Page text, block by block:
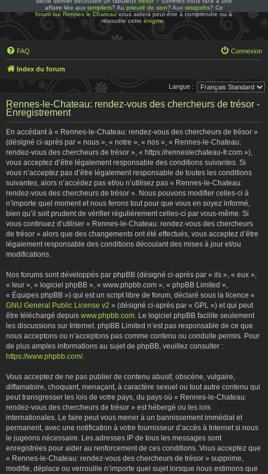
affaire liée aux templiers? Au prieuré de sion? Aux wisigoths? Ce
forum sur Rennes le Chateauvous aidera peut-être à comprendre ou à
résoudre cetteénigme
FAQ Connexion
Index du forum
Langue :
Rennes-le-Chateau: rendez-vous des chercheurs de trésor -
Enregistrement
En accédant à « Rennes-le-Chateau: rendez-vous des chercheurs de trésor »
(désigné ci-après par « nous », « notre », « nos », « Rennes-le-Chateau:
rendez-vous des chercheurs de trésor », « https://renneslechateau-fr.com »),
vous acceptez d’être légalement responsable des conditions suivantes. Si
vous n’acceptez pas d’être légalement responsable de toutes les conditions
suivantes, alors n’accédez pas et/ou n’utilisez pas « Rennes-le-Chateau:
rendez-vous des chercheurs de trésor ». Nous pouvons modifier celles-ci à
n’importe quel moment et nous ferons tout pour que vous en soyez informé,
bien qu’il soit prudent de vérifier régulièrement celles-ci par vous-même. Si
vous continuez d’utiliser « Rennes-le-Chateau: rendez-vous des chercheurs
de trésor » alors que des changements ont été effectués, vous acceptez d’être
légalement responsable des conditions découlant des mises à jour et/ou
modifications.
Nos forums sont développés par phpBB (désigné ci-après par « ils », « eux »,
« leur », « logiciel phpBB », « www.phpbb.com », « phpBB Limited »,
« Équipes phpBB ») qui est un script libre de forum, déclaré sous la licence «
GNU General Public License v2 » (désigné ci-après par « GPL ») et qui peut
être téléchargé depuis www.phpbb.com. Le logiciel phpBB facilite seulement
les discussions sur Internet. phpBB Limited n’est pas responsable de ce que
nous acceptons ou n’acceptons pas comme contenu ou conduite permis. Pour
de plus amples informations au sujet de phpBB, veuillez consulter :
https://www.phpbb.com/.
Vous acceptez de ne pas publier de contenu abusif, obscène, vulgaire,
diffamatoire, choquant, menaçant, à caractère sexuel ou tout autre contenu qui
peut transgresser les lois de votre pays, du pays où « Rennes-le-Chateau:
rendez-vous des chercheurs de trésor » est hébergé ou les lois
internationales. Le faire peut vous mener à un bannissement immédiat et
permanent, avec une notification à votre fournisseur d’accès à Internet si nous
le jugeons nécessaire. Les adresses IP de tous les messages sont
enregistrées pour aider au renforcement de ces conditions. Vous acceptez que
« Rennes-le-Chateau: rendez-vous des chercheurs de trésor » supprime,
modifie, déplace ou verrouille n’importe quel sujet lorsque nous estimons que